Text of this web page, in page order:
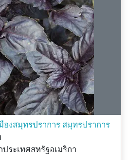
องสมุทรปราการ สมุทรปราการ
ระเทศสหรัฐอเมริกา